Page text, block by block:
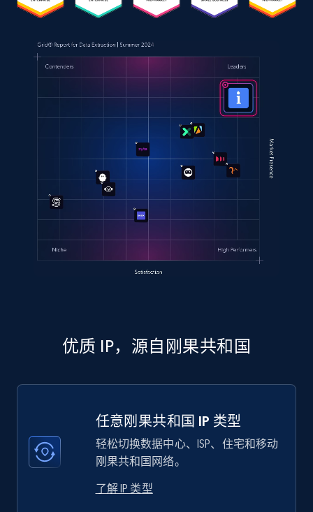
优质 IP，源自刚果共和国
任意刚果共和国 IP 类型
轻松切换数据中心、ISP、住宅和移动
刚果共和国网络。
了解 IP 类型